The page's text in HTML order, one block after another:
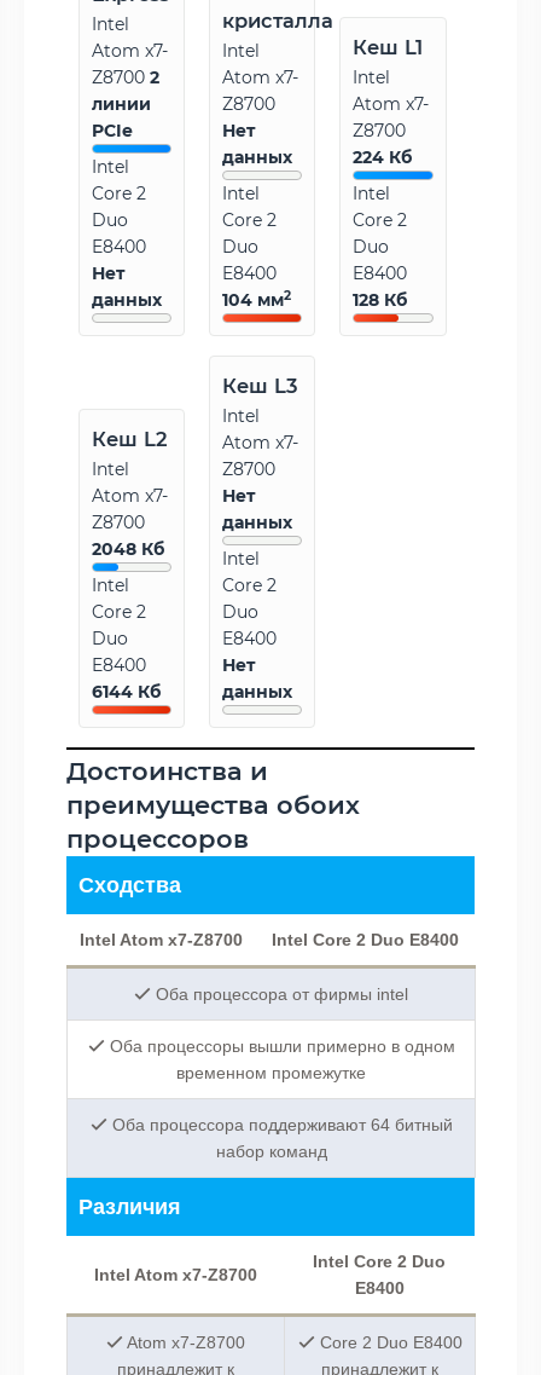
Intel
Atom x7-
Z8700 2
линии
PCIe
Intel
Core 2
Duo
E8400
Нет
данных
кристалла
Intel
Atom x7-
Z8700
Нет
данных
Intel
Core 2
Duo
E8400
104 мм2
Кеш L1
Intel
Atom x7-
Z8700
224 Кб
Intel
Core 2
Duo
E8400
128 Кб
Кеш L2
Intel
Atom x7-
Z8700
2048 Кб
Intel
Core 2
Duo
E8400
6144 Кб
Кеш L3
Intel
Atom x7-
Z8700
Нет
данных
Intel
Core 2
Duo
E8400
Нет
данных
Достоинства и
преимущества обоих
процессоров
Сходства
Intel Atom x7-Z8700 Intel Core 2 Duo E8400
Оба процессора от фирмы intel
Оба процессоры вышли примерно в одном
временном промежутке
Оба процессора поддерживают 64 битный
набор команд
Различия
Intel Atom x7-Z8700
Intel Core 2 Duo
E8400
Atom x7-Z8700
принадлежит к
Core 2 Duo E8400
принадлежит к